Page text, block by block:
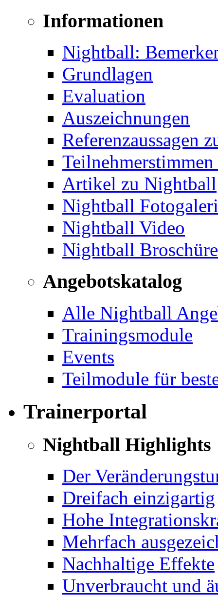
Informationen
Nightball:
Grundlagen
Evaluation
Auszeichnungen
Referenzaussagen
Artikel zu Nightball
Nightball
Nightball Video
Nightball
Angebotskatalog
Alle Nightball
Trainingsmodule
Events
Teilmodule für
Trainerportal
Nightball Highlights
Der
Dreifach einzigartig
Hohe
Mehrfach
Nachhaltige Effekte
Unverbraucht und